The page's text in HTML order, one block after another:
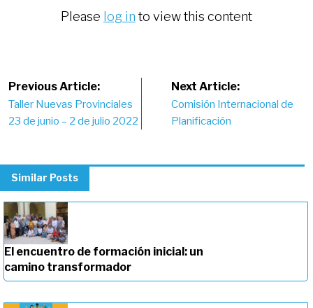
Please log in to view this content
Post
navigation
Previous Article:
Taller Nuevas Provinciales
23 de junio – 2 de julio 2022
Next Article:
Comisión Internacional de
Planificación
Similar Posts
El encuentro de formación inicial: un
camino transformador